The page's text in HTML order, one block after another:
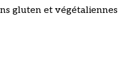
gluten et végétaliennes